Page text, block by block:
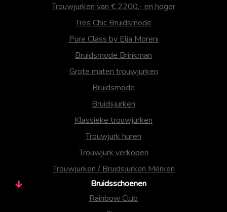
Trouwjurken van € 2200,- en hoger
Tres Chic Bruidsmode
Pure Class by Elia Moreni
Bruidsmode Brinkman
Grote maten trouwjurken
Bruidsmode
Bruidsjurken
Klassieke trouwjurken
Trouwjurk huren
Trouwjurk verkopen
Trouwjurken / Bruidsjurken Merken
Bruidsschoenen
Rainbow Club